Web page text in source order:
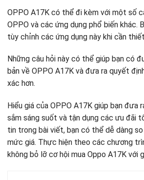
OPPO A17K có thể đi kèm với một số
OPPO và các ứng dụng phổ biến khác.
tùy chỉnh các ứng dụng này khi cần
Những câu hỏi này có thể giúp bạn có
bản về OPPO A17K và đưa ra quyết
xác hơn.
Hiểu giá của OPPO A17K giúp bạn đưa
sắm sáng suốt và tận dụng các ưu đãi
tin trong bài viết, bạn có thể dễ dàng
mức giá. Thực hiện theo các chương
không bỏ lỡ cơ hội mua Oppo A17K với